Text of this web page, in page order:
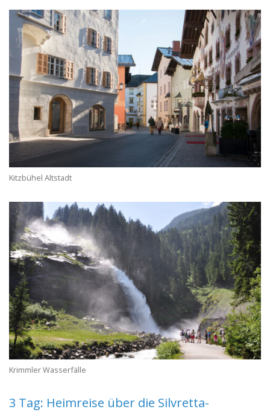
Kitzbühel Altstadt
Krimmler Wasserfälle
3 Tag: Heimreise über die Silvretta-